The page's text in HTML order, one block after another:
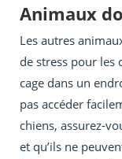
Animaux
Les autres
de stress pour les
cage dans un
pas accéder
chiens, assurez-
et qu’ils ne